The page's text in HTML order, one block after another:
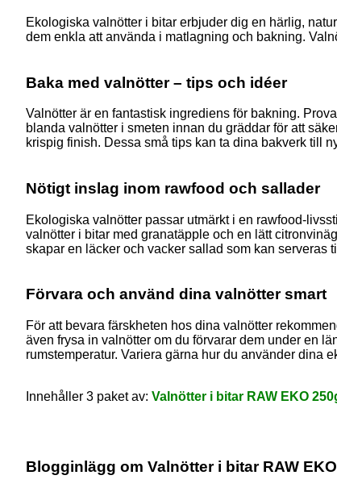
Ekologiska valnötter i bitar erbjuder dig en härlig,
dem enkla att använda i matlagning och bakning.
Baka med valnötter – tips och idéer
Valnötter är en fantastisk ingrediens för bakning.
blanda valnötter i smeten innan du gräddar för att
krispig finish. Dessa små tips kan ta dina bakverk till
Nötigt inslag inom rawfood och sallader
Ekologiska valnötter passar utmärkt i en rawfood-
valnötter i bitar med granatäpple och en lätt
skapar en läcker och vacker sallad som kan serveras
Förvara och använd dina valnötter smart
För att bevara färskheten hos dina valnötter
även frysa in valnötter om du förvarar dem under en
rumstemperatur. Variera gärna hur du använder dina
Innehåller 3 paket av: Valnötter i bitar RAW EKO
Blogginlägg om Valnötter i bitar RAW